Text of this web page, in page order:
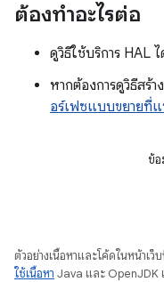
ต้องทำอะไรต่อ
ดูวิธีใช้บริการ HAL
หากต้องการดูวิธีสร้
อร์เฟซแบบขยายที่
ข้
ตัวอย่างเนื้อหาและโค้ดในหน้าเ
ใช้เนื้อหา Java และ OpenJDK